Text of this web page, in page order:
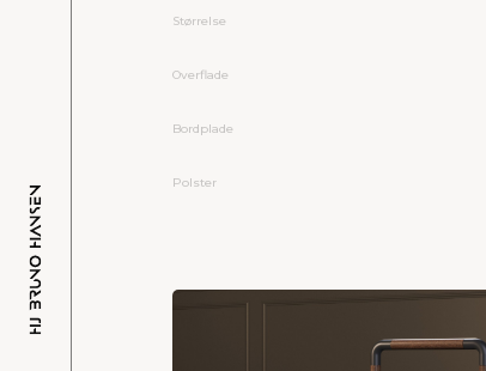
Størrelse
Overflade
Bordplade
Polster